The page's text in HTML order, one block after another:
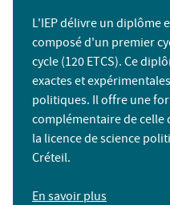
L'IEP délivre un diplôme
composé d'un premier
cycle (120 ETCS). Ce
exactes et
politiques. Il offre une
complémentaire de celle
la licence de science
Créteil.
En savoir plus